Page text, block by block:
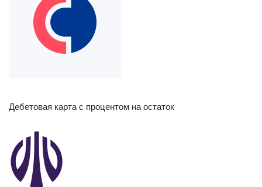
Дебетовая карта с процентом на остаток